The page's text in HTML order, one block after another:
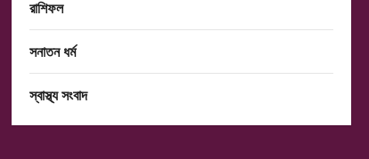
রাশিফল
সনাতন ধর্ম
স্বাস্থ্য সংবাদ